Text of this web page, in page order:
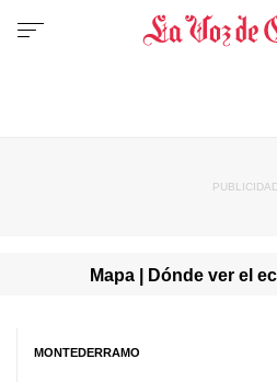
Mapa | Dónde ver el
MONTEDERRAMO